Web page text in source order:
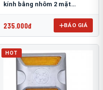
kính bằng nhôm 2 mặt
235.000đ BÁO GIÁ
HOT